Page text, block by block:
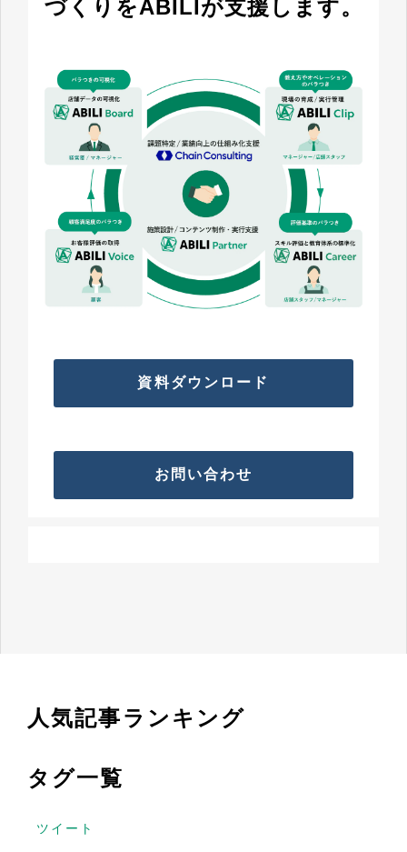
づくりをABILIが支援します。
資料ダウンロード
お問い合わせ
人気記事ランキング
タグ一覧
ツイート